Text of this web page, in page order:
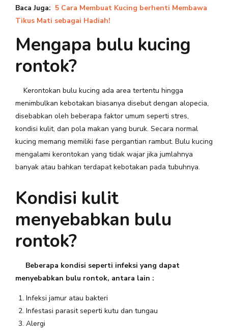
Baca Juga: 5 Cara Membuat Kucing berhenti Membawa
Tikus Mati sebagai Hadiah!
Mengapa bulu kucing
rontok?
Kerontokan bulu kucing ada area tertentu hingga
menimbulkan kebotakan biasanya disebut dengan alopecia,
disebabkan oleh beberapa faktor umum seperti stres,
kondisi kulit, dan pola makan yang buruk. Secara normal
kucing memang memiliki fase pergantian rambut. Bulu kucing
mengalami kerontokan yang tidak wajar jika jumlahnya
banyak atau bahkan terdapat kebotakan pada tubuhnya.
Kondisi kulit
menyebabkan bulu
rontok?
Beberapa kondisi seperti infeksi yang dapat
menyebabkan bulu rontok, antara lain :
Infeksi jamur atau bakteri
Infestasi parasit seperti kutu dan tungau
Alergi